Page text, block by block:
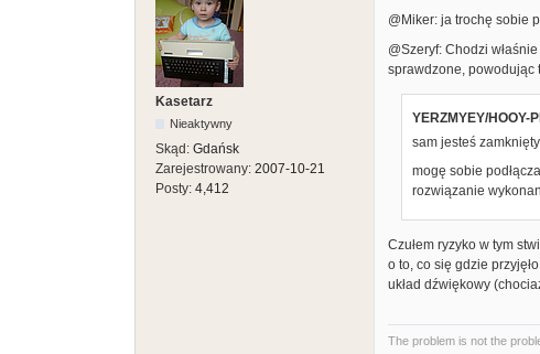
Kasetarz
Nieaktywny
Skąd: Gdańsk
Zarejestrowany: 2007-10-21
Posty: 4,412
@Miker: ja trochę sobie
@Szeryf: Chodzi
sprawdzone, powodując
YERZMYEY/HOOY-
sam jesteś
mogę sobie
rozwiązanie
Czułem ryzyko w tym
o to, co się gdzie
układ dźwiękowy
The problem is not the